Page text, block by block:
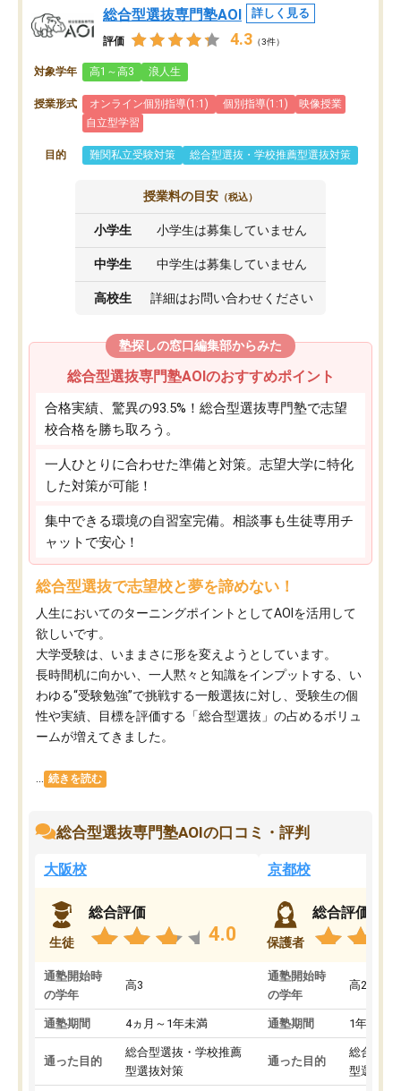
総合型選抜専門塾AOI 詳しく見る
評価 4.3 （3件）
対象学年 高1～高3 浪人生
授業形式 オンライン個別指導(1:1) 個別指導(1:1)
映像授業
自立型学習
目的 難関私立受験対策 総合型選抜・学校推薦型選抜対策
授業料の目安 （税込）
小学生 小学生は募集していません
中学生 中学生は募集していません
高校生 詳細はお問い合わせください
塾探しの窓口編集部からみた
総合型選抜専門塾AOIのおすすめポイント
合格実績、驚異の93.5%！総合型選抜専門塾で志望
校合格を勝ち取ろう。
一人ひとりに合わせた準備と対策。志望大学に特化
した対策が可能！
集中できる環境の自習室完備。相談事も生徒専用チ
ャットで安心！
総合型選抜で志望校と夢を諦めない！
人生においてのターニングポイントとしてAOIを活用して
欲しいです。
大学受験は、いままさに形を変えようとしています。
長時間机に向かい、一人黙々と知識をインプットする、い
わゆる“受験勉強”で挑戦する一般選抜に対し、受験生の個
性や実績、目標を評価する「総合型選抜」の占めるボリュ
ームが増えてきました。
続きを読む
総合型選抜専門塾AOIの口コミ・評判
大阪校
生徒
総合評価
4.0
通塾開始時
の学年
高3
通塾期間 4ヵ月～1年未満
通った目的
総合型選抜・学校推薦
型選抜対策
京都校
保護者
総合評価
通塾開始時
の学年
高2
通塾期間 1年以上
通った目的
総合型選
型選抜対